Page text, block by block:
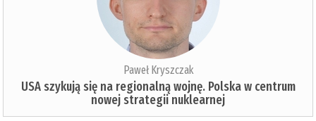
Paweł Kryszczak
USA szykują się na regionalną wojnę. Polska w centrum
nowej strategii nuklearnej